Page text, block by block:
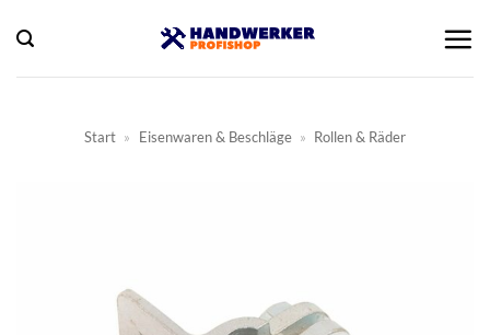
Inhalt
springen
Start » Eisenwaren & Beschläge » Rollen & Räder